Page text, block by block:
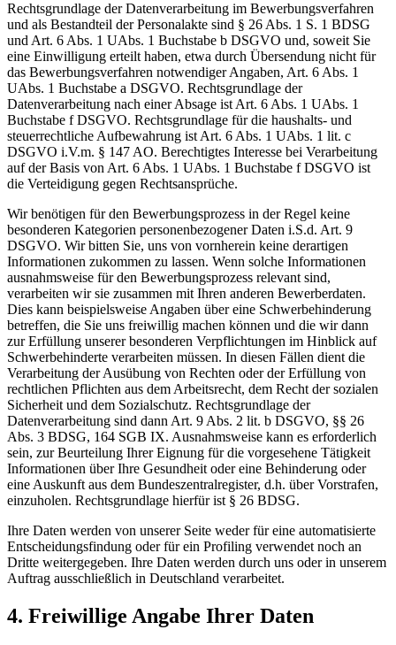
Rechtsgrundlage der Datenverarbeitung im Bewerbungsverfahren
und als Bestandteil der Personalakte sind § 26 Abs. 1 S. 1 BDSG
und Art. 6 Abs. 1 UAbs. 1 Buchstabe b DSGVO und, soweit Sie
eine Einwilligung erteilt haben, etwa durch Übersendung nicht für
das Bewerbungsverfahren notwendiger Angaben, Art. 6 Abs. 1
UAbs. 1 Buchstabe a DSGVO. Rechtsgrundlage der
Datenverarbeitung nach einer Absage ist Art. 6 Abs. 1 UAbs. 1
Buchstabe f DSGVO. Rechtsgrundlage für die haushalts- und
steuerrechtliche Aufbewahrung ist Art. 6 Abs. 1 UAbs. 1 lit. c
DSGVO i.V.m. § 147 AO. Berechtigtes Interesse bei Verarbeitung
auf der Basis von Art. 6 Abs. 1 UAbs. 1 Buchstabe f DSGVO ist
die Verteidigung gegen Rechtsansprüche.
Wir benötigen für den Bewerbungsprozess in der Regel keine
besonderen Kategorien personenbezogener Daten i.S.d. Art. 9
DSGVO. Wir bitten Sie, uns von vornherein keine derartigen
Informationen zukommen zu lassen. Wenn solche Informationen
ausnahmsweise für den Bewerbungsprozess relevant sind,
verarbeiten wir sie zusammen mit Ihren anderen Bewerberdaten.
Dies kann beispielsweise Angaben über eine Schwerbehinderung
betreffen, die Sie uns freiwillig machen können und die wir dann
zur Erfüllung unserer besonderen Verpflichtungen im Hinblick auf
Schwerbehinderte verarbeiten müssen. In diesen Fällen dient die
Verarbeitung der Ausübung von Rechten oder der Erfüllung von
rechtlichen Pflichten aus dem Arbeitsrecht, dem Recht der sozialen
Sicherheit und dem Sozialschutz. Rechtsgrundlage der
Datenverarbeitung sind dann Art. 9 Abs. 2 lit. b DSGVO, §§ 26
Abs. 3 BDSG, 164 SGB IX. Ausnahmsweise kann es erforderlich
sein, zur Beurteilung Ihrer Eignung für die vorgesehene Tätigkeit
Informationen über Ihre Gesundheit oder eine Behinderung oder
eine Auskunft aus dem Bundeszentralregister, d.h. über Vorstrafen,
einzuholen. Rechtsgrundlage hierfür ist § 26 BDSG.
Ihre Daten werden von unserer Seite weder für eine automatisierte
Entscheidungsfindung oder für ein Profiling verwendet noch an
Dritte weitergegeben. Ihre Daten werden durch uns oder in unserem
Auftrag ausschließlich in Deutschland verarbeitet.
4. Freiwillige Angabe Ihrer Daten